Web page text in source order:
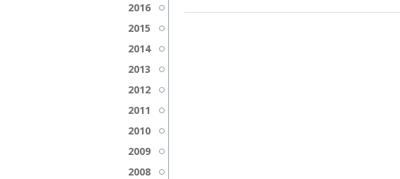
2016
2015
2014
2013
2012
2011
2010
2009
2008